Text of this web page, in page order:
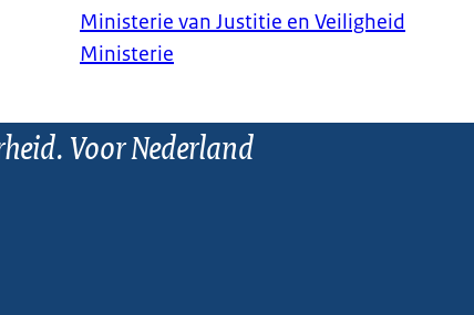
Ministerie van Justitie en Veiligheid
Ministerie
Voor Nederland